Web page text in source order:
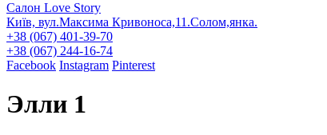
Салон Love Story
Київ, вул.Максима Кривоноса,11.Солом,янка.
+38 (067) 401-39-70
+38 (067) 244-16-74
Facebook Instagram Pinterest
Элли 1